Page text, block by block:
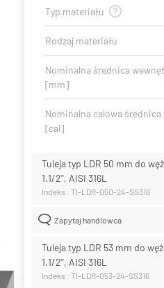
Typ materiału
Rodzaj materiału
Nominalna średnica
[mm]
Nominalna calowa średnica
[cal]
Tuleja typ LDR 50 mm do
1.1/2", AISI 316L
Indeks : TI-LDR-050-24-SS316
Zapytaj handlowca
Tuleja typ LDR 53 mm do
1.1/2", AISI 316L
Indeks : TI-LDR-053-24-SS316